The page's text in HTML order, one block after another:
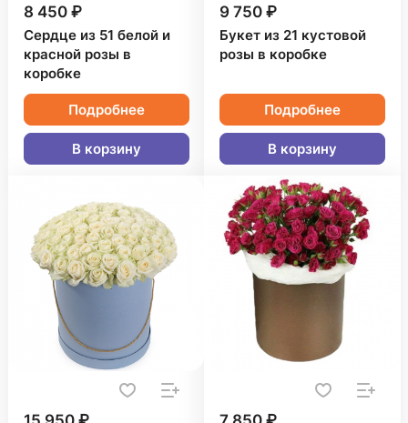
8 450 ₽
Сердце из 51 белой и
красной розы в
коробке
Подробнее
В корзину
9 750 ₽
Букет из 21 кустовой
розы в коробке
Подробнее
В корзину